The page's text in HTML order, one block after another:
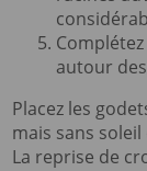
autour
Placez les
mais sans
La reprise de